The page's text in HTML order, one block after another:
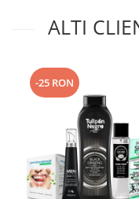
ALTI
-25 RON